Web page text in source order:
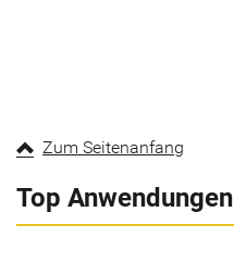
Zum Seitenanfang
Top Anwendungen